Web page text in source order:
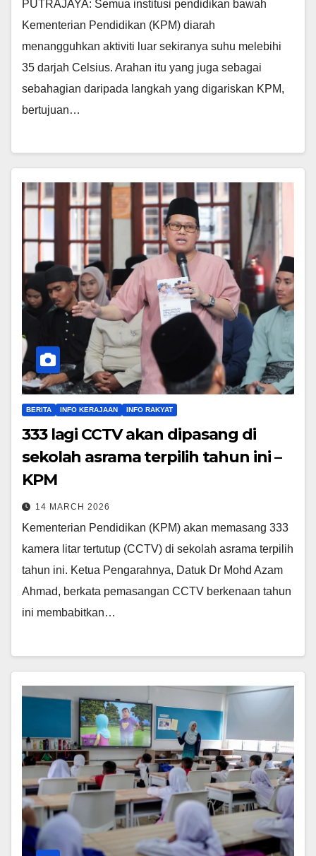
PUTRAJAYA: Semua institusi pendidikan bawah
Kementerian Pendidikan (KPM) diarah
menangguhkan aktiviti luar sekiranya suhu melebihi
35 darjah Celsius. Arahan itu yang juga sebagai
sebahagian daripada langkah yang digariskan KPM,
bertujuan…
BERITA INFO KERAJAAN INFO RAKYAT
333 lagi CCTV akan dipasang di
sekolah asrama terpilih tahun ini –
KPM
14 MARCH 2026
Kementerian Pendidikan (KPM) akan memasang 333
kamera litar tertutup (CCTV) di sekolah asrama terpilih
tahun ini. Ketua Pengarahnya, Datuk Dr Mohd Azam
Ahmad, berkata pemasangan CCTV berkenaan tahun
ini membabitkan…